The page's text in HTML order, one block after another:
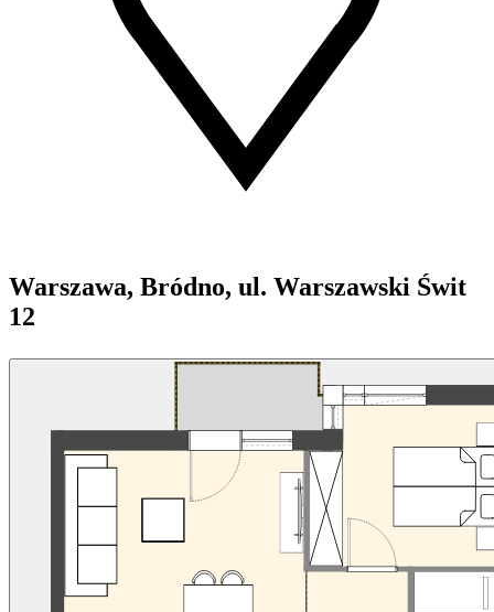
Warszawa, Bródno, ul. Warszawski Świt
12